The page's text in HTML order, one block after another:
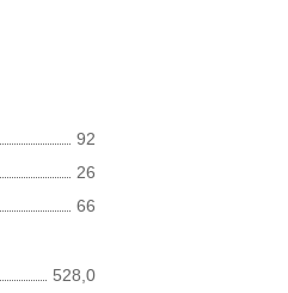
92
26
66
528,0